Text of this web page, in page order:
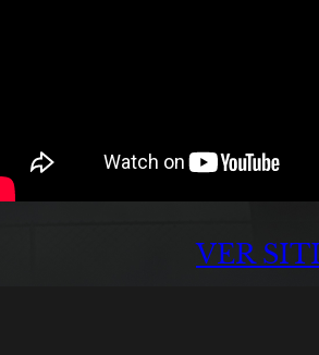
VER